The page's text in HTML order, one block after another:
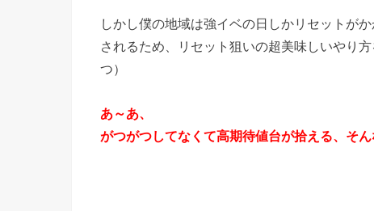
しかし僕の地域は強イベの日しかリセットが
されるため、リセット狙いの超美味しいやり
つ）
あ～あ、
がつがつしてなくて高期待値台が拾える、そ